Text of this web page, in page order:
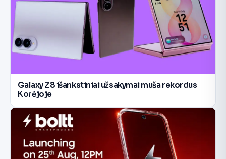
Galaxy Z8 išankstiniai užsakymai muša rekordus
Korėjoje